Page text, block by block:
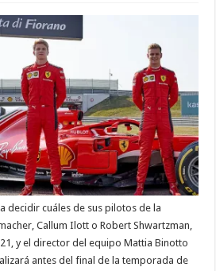
decidir cuáles de sus pilotos de la
Callum Ilott o Robert Shwartzman,
y el director del equipo Mattia Binotto
antes del final de la temporada de